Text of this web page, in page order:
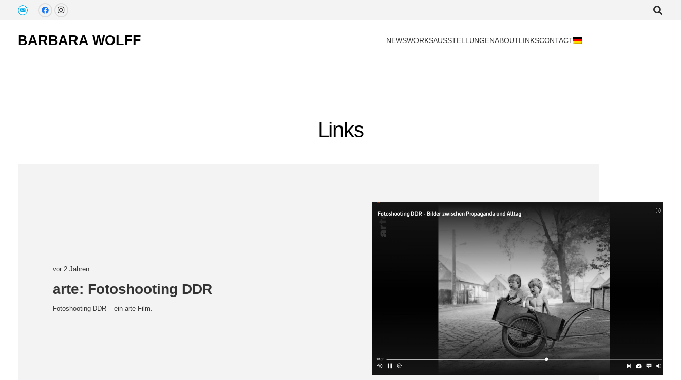
BARBARA WOLFF NEWSWORKSAUSSTELLUNGENABOUTLINKSCONTACT
Links
vor 2 Jahren
arte: Fotoshooting DDR
Fotoshooting DDR – ein arte Film.